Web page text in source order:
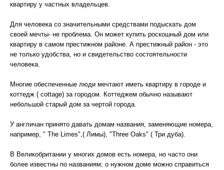
квартиру у частных владельцев.
Для человека со значительными средствами подыскать дом
своей мечты- не проблема. Он может купить роскошный дом или
квартиру в самом престижном районе. А престижный район - это
не только удобства, но и свидетельство состоятельности
человека.
Многие обеспеченные люди мечтают иметь квартиру в городе и
коттедж ( cottage) за городом. Коттеджем обычно называют
небольшой старый дом за чертой города.
У англичан принято давать домам названия, заменяющие номера,
например, " The Limes",( Лимы), "Three Oaks" ( Три дуба).
В Великобритании у многих домов есть номера, но часто они
более известны по названиям; о нужном доме можно справиться